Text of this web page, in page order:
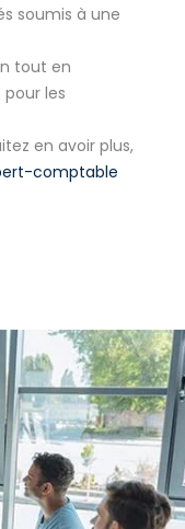
soumis à une
tout en
les
en avoir plus,
comptable